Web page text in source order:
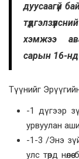
дуусаагүй
хэмжээ
сарын 16-
Түүнийг
-1 дүгээр
урвуулан
-1-3 /Энэ
улс төрд